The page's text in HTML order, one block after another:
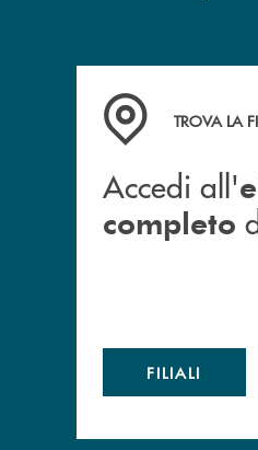
Accedi all' elenco
TROVA LA
Accedi all'
completo
FILIALI